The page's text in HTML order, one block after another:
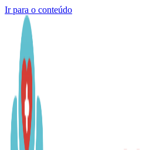
Ir para o conteúdo